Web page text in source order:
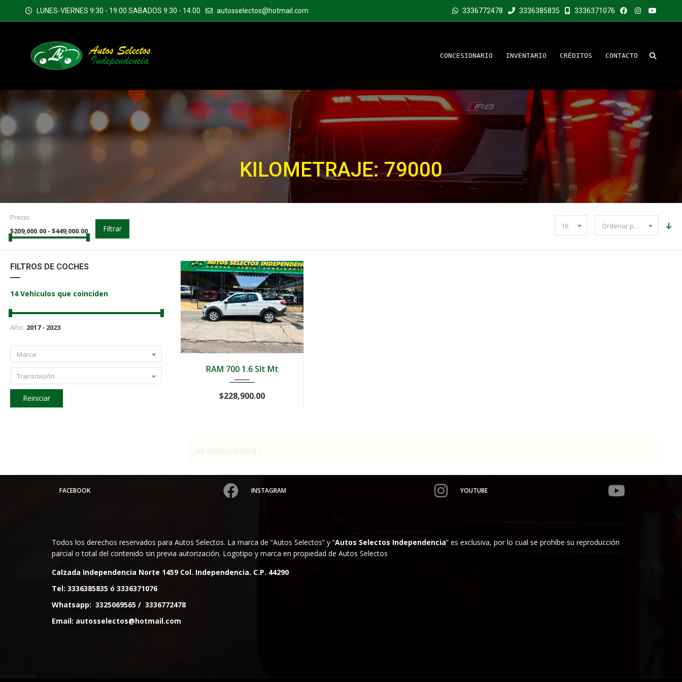
LUNES-VIERNES 9:30 - 19:00 SABADOS 9:30 - 14:00 autosselectos@hotmail.com 3336772478 3336385835 3336371076
CONCESIONARIO INVENTARIO CRÉDITOS CONTACTO
KILOMETRAJE: 79000
Precio:
$209,000.00 - $449,000.00 Filtrar 16 Ordenar por precio
FILTROS DE COCHES
14 Vehículos que coinciden
Año:
Marca
Transmisión
Reiniciar
RAM 700 1.6 Slt Mt
$228,900.00
All vehicles loaded..!
FACEBOOK INSTAGRAM YOUTUBE
Todos los derechos reservados para Autos Selectos. La marca de “Autos Selectos” y “Autos Selectos Independencia” es exclusiva, por lo cual se prohíbe su reproducción
parcial o total del contenido sin previa autorización. Logotipo y marca en propiedad de Autos Selectos
Calzada Independencia Norte 1459 Col. Independencia. C.P. 44290
Tel: 3336385835 ó 3336371076
Whatsapp: 3325069565 / 3336772478
Email: autosselectos@hotmail.com